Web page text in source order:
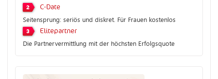
2 C-Date
Seitensprung: seriös und diskret. Für Frauen kostenlos
3 Elitepartner
Die Partnervermittlung mit der höchsten Erfolgsquote